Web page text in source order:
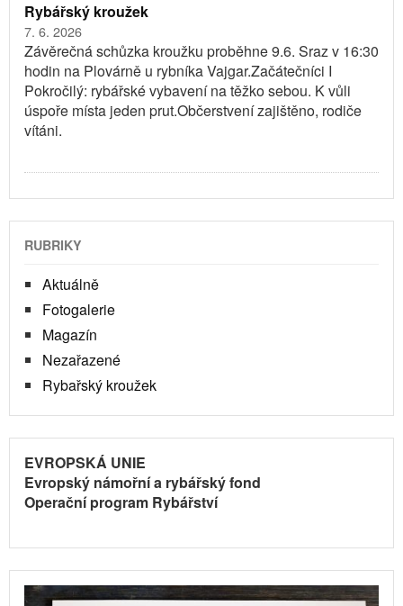
Rybářský kroužek
7. 6. 2026
Závěrečná schůzka kroužku proběhne 9.6. Sraz v 16:30
hodin na Plovárně u rybníka Vajgar.Začátečníci I
Pokročilý: rybářské vybavení na těžko sebou. K vůli
úspoře místa jeden prut.Občerstvení zajištěno, rodiče
vítáni.
RUBRIKY
Aktuálně
Fotogalerie
Magazín
Nezařazené
Rybařský kroužek
EVROPSKÁ UNIE
Evropský námořní a rybářský fond
Operační program Rybářství